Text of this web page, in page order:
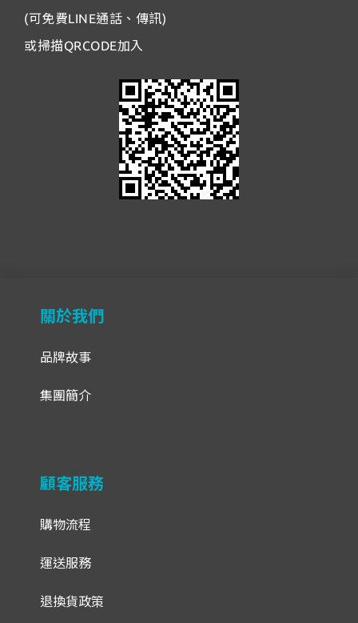
(可免費LINE通話、傳訊)
或掃描QRCODE加入
關於我們
品牌故事
集團簡介
顧客服務
購物流程
運送服務
退換貨政策